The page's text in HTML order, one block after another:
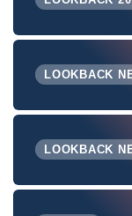
LOOKBACK
LOOKBACK